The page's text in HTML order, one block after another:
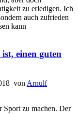
zu erledigen. Ich
auch zufrieden
kann –
einen guten
von Arnulf
Sport zu machen. Der